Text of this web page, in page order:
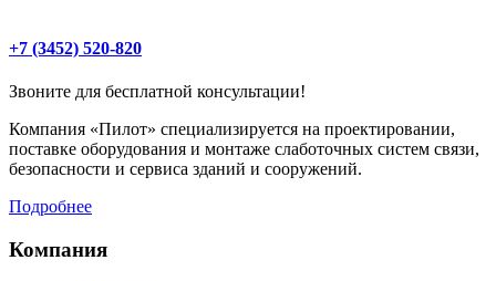
+7 (3452) 520-820
Звоните для бесплатной консультации!
Компания «Пилот» специализируется на проектировании,
поставке оборудования и монтаже слаботочных систем связи,
безопасности и сервиса зданий и сооружений.
Подробнее
Компания